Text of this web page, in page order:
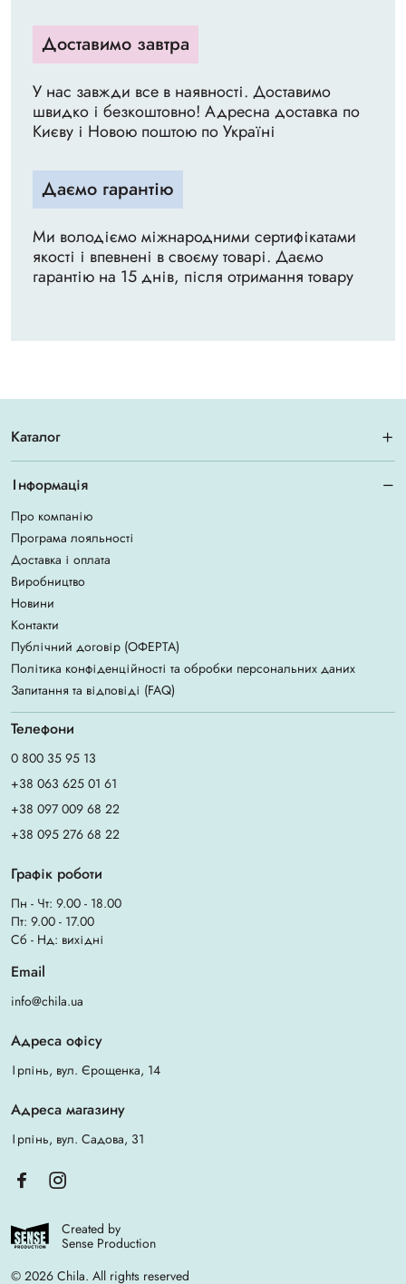
Доставимо завтра
У нас завжди все в наявності. Доставимо
швидко і безкоштовно! Адресна доставка по
Києву і Новою поштою по Україні
Даємо гарантію
Ми володіємо міжнародними сертифікатами
якості і впевнені в своєму товарі. Даємо
гарантію на 15 днів, після отримання товару
Каталог
Інформація
Про компанію
Програма лояльності
Доставка і оплата
Виробництво
Новини
Контакти
Публічний договір (ОФЕРТА)
Політика конфіденційності та обробки персональних даних
Запитання та відповіді (FAQ)
Телефони
0 800 35 95 13
+38 063 625 01 61
+38 097 009 68 22
+38 095 276 68 22
Графік роботи
Пн - Чт: 9.00 - 18.00
Пт: 9.00 - 17.00
Сб - Нд: вихідні
Email
info@chila.ua
Адреса офісу
Ірпінь, вул. Єрощенка, 14
Адреса магазину
Ірпінь, вул. Садова, 31
Created by
Sense Production
© 2026 Chila. All rights reserved